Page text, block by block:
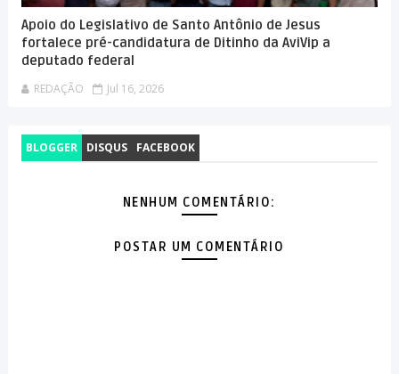
Apoio do Legislativo de Santo Antônio de Jesus
fortalece pré-candidatura de Ditinho da AviVip a
deputado federal
REDAÇÃO Jul 16, 2026
BLOGGER DISQUS FACEBOOK
NENHUM COMENTÁRIO:
POSTAR UM COMENTÁRIO